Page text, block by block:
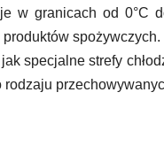
w granicach od 0°C
specjalne strefy